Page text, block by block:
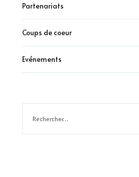
Partenariats
Coups de coeur
Evénements